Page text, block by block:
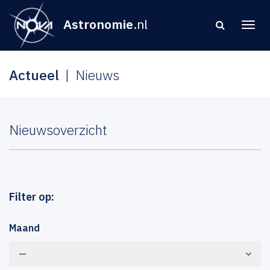
Astronomie.nl
Actueel Nieuws
Nieuwsoverzicht
Filter op:
Maand
—